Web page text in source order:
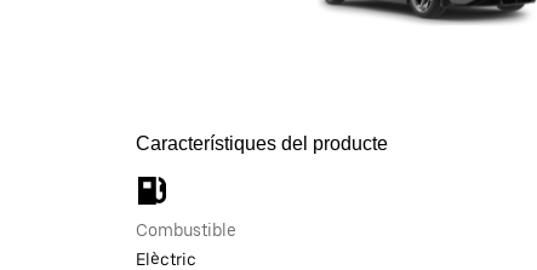
Característiques del producte
Combustible
Elèctric